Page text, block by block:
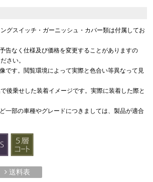
グスイッチ・ガーニッシュ・カバー類は付属してお
告なく仕様及び価格を変更することがありますの
さい。
です。閲覧環境によって実際と色合い等異なって見
後乗せした装着イメージです。実際に装着した際と
一部の車種やグレードにつきましては、製品が適合
送料表